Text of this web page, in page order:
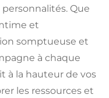
Que
et
somptueuse et
à chaque
à la hauteur de vos
les ressources et